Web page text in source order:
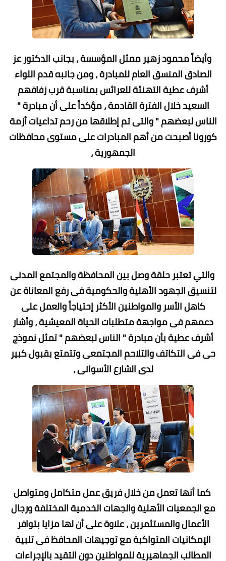
وأيضاً محمود زهير ممثل المؤسسة ، بجانب الدكتور عز
الصادق المنسق العام للمبادرة ، ومن جانبه قدم اللواء
أشرف عطية التهنئة للعرائس بمناسبة قرب زفافهم
السعيد خلال الفترة القادمة ، مؤكداً على أن مبادرة "
الناس لبعضهم " والتى تم إطلاقها من رحم تداعيات أزمة
كورونا أصبحت من أهم المبادرات على مستوى محافظات
الجمهورية ،
والتي تعتبر حلقة وصل بين المحافظة والمجتمع المدنى
لتنسيق الجهود الأهلية والحكومية فى رفع المعاناة عن
كاهل الأسر والمواطنين الأكثر إحتياجاً والعمل على
دعمهم فى مواجهة متطلبات الحياة المعيشية ، وأشار
أشرف عطية بأن مبادرة " الناس لبعضهم " تمثل نموذج
حى فى التكاتف والتلاحم المجتمعى وتتمتع بقبول كبير
لدى الشارع الأسوانى ،
كما أنها تعمل من خلال فريق عمل متكامل ومتواصل
مع الجمعيات الأهلية والجهات الخدمية المختلفة ورجال
الأعمال والمستثمرين ، علاوة على أن لها مزايا بتوافر
الإمكانيات المتواكبة مع توجيهات المحافظ فى تلبية
المطالب الجماهيرية للمواطنين دون التقيد بالإجراءات